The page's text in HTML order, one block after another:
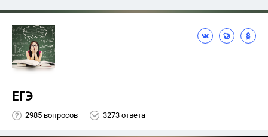
ЕГЭ
2985 вопросов 3273 ответа